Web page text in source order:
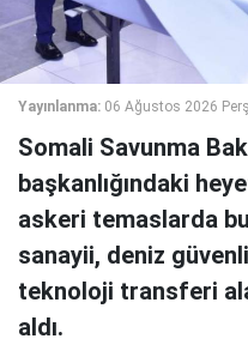
Yayınlanma: 06 Ağustos 2026
Somali Savunma
başkanlığındaki
askeri temaslarda
sanayii, deniz
teknoloji transferi
aldı.